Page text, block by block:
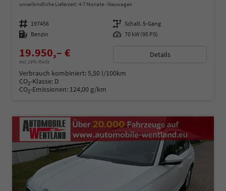
unverbindliche Lieferzeit: 4-7 Monate Neuwagen
Fahrzeugnummer 197456 Getriebe Schalt. 5-Gang
Kraftstoff Benzin Leistung 70 kW (95 PS)
19.950,– €
incl. 19% MwSt.
Details
Verbrauch kombiniert:5,50 l/100km
CO2-Klasse: D
CO2-Emissionen: 124,00 g/km